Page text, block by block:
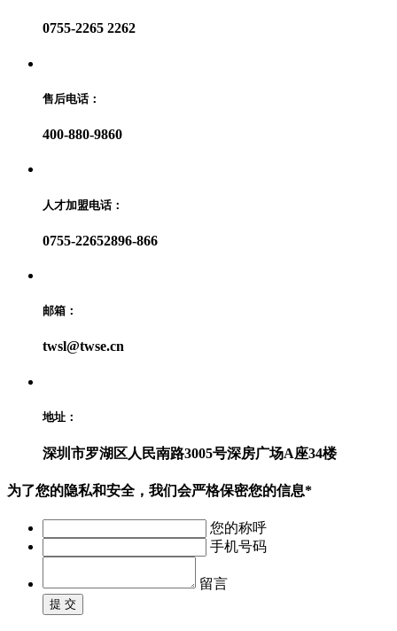
0755-2265 2262
售后电话：
400-880-9860
人才加盟电话：
0755-22652896-866
邮箱：
twsl@twse.cn
地址：
深圳市罗湖区人民南路3005号深房广场A座34楼
为了您的隐私和安全，我们会严格保密您的信息*
您的称呼
手机号码
留言
提 交